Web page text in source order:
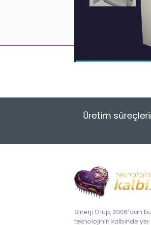
Üretim
Sinerji Grup, 2006’dan
teknolojinin kalbinde